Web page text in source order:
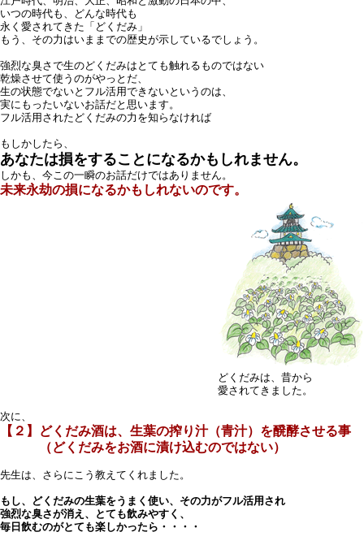
いつの時代も、どんな時代も
永く愛されてきた「どくだみ」
もう、その力はいままでの歴史が示しているでしょう。
強烈な臭さで生のどくだみはとても触れるものではない
乾燥させて使うのがやっとだ、
生の状態でないとフル活用できないというのは、
実にもったいないお話だと思います。
フル活用されたどくだみの力を知らなければ
もしかしたら、
あなたは損をすることになるかもしれません。
しかも、今この一瞬のお話だけではありません。
未来永劫の損になるかもしれないのです。
どくだみは、昔から
愛されてきました。
次に、
【２】どくだみ酒は、生葉の搾り汁（青汁）を醗酵させる事
（どくだみをお酒に漬け込むのではない）
先生は、さらにこう教えてくれました。
もし、どくだみの生葉をうまく使い、その力がフル活用され
強烈な臭さが消え、とても飲みやすく、
毎日飲むのがとても楽しかったら・・・・